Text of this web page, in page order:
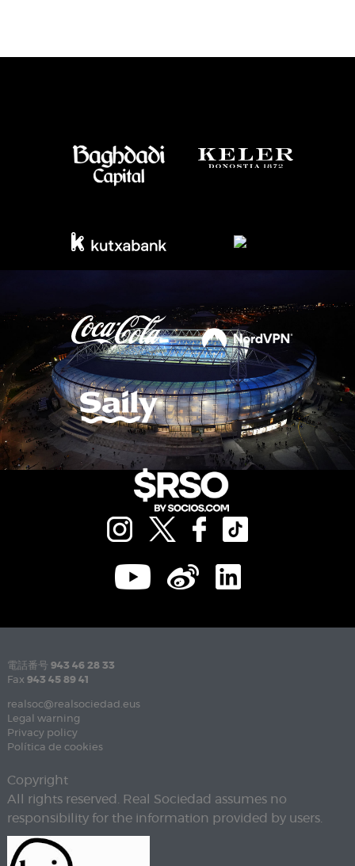
電話番号 943 46 28 33
Fax 943 45 89 41
realsoc@realsociedad.eus
Legal warning
Privacy policy
Política de cookies
Copyright
All rights reserved. Real Sociedad assumes no
responsibility for the information provided by users.